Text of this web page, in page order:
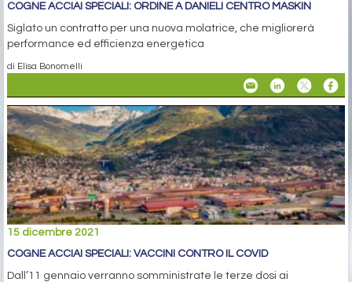
COGNE ACCIAI SPECIALI: ORDINE A DANIELI CENTRO MASKIN
Siglato un contratto per una nuova molatrice, che migliorerà
performance ed efficienza energetica
di Elisa Bonomelli
15 dicembre 2021
COGNE ACCIAI SPECIALI: VACCINI CONTRO IL COVID
Dall’11 gennaio verranno somministrate le terze dosi ai